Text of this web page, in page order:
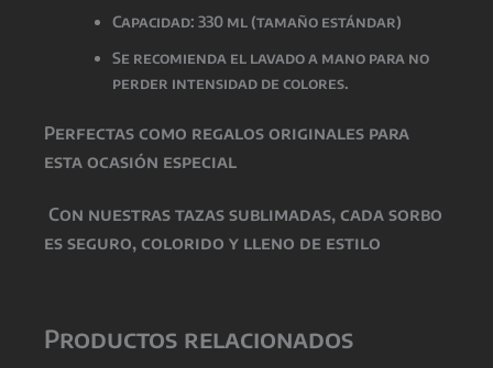
Capacidad: 330 ml (tamaño estándar)
Se recomienda el lavado a mano para no
perder intensidad de colores.
Perfectas como regalos originales para
esta ocasión especial
Con nuestras tazas sublimadas, cada sorbo
es seguro, colorido y lleno de estilo
Productos relacionados